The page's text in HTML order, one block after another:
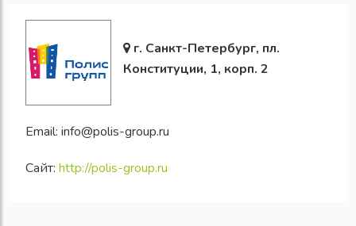
г. Санкт-Петербург, пл.
Конституции, 1, корп. 2
Email: info@polis-group.ru
Сайт: http://polis-group.ru